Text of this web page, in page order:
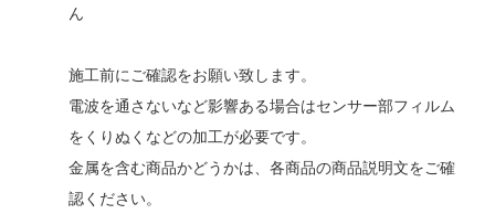
ん
施工前にご確認をお願い致します。
電波を通さないなど影響ある場合はセンサー部フィルム
をくりぬくなどの加工が必要です。
金属を含む商品かどうかは、各商品の商品説明文をご確
認ください。